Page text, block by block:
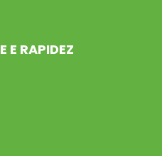
E RAPIDEZ